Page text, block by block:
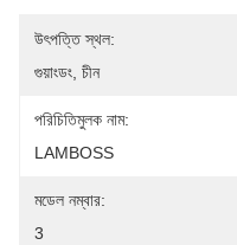
উৎপত্তি স্থল:
গুয়াংডং, চীন
পরিচিতিমুলক নাম:
LAMBOSS
মডেল নম্বার:
3